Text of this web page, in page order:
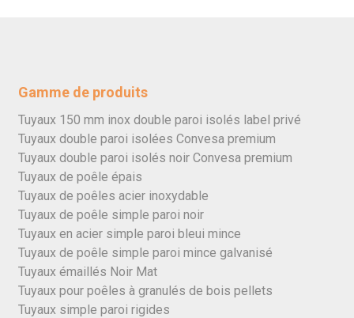
Gamme de produits
Tuyaux 150 mm inox double paroi isolés label privé
Tuyaux double paroi isolées Convesa premium
Tuyaux double paroi isolés noir Convesa premium
Tuyaux de poêle épais
Tuyaux de poêles acier inoxydable
Tuyaux de poêle simple paroi noir
Tuyaux en acier simple paroi bleui mince
Tuyaux de poêle simple paroi mince galvanisé
Tuyaux émaillés Noir Mat
Tuyaux pour poêles à granulés de bois pellets
Tuyaux simple paroi rigides